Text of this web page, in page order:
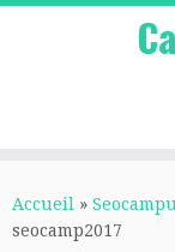
au
contenu
Accueil »
seocamp2017